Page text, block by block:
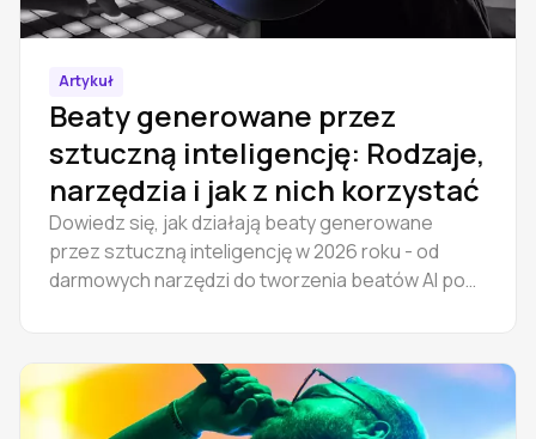
Artykuł
Beaty generowane przez
sztuczną inteligencję: Rodzaje,
narzędzia i jak z nich korzystać
Dowiedz się, jak działają beaty generowane
przez sztuczną inteligencję w 2026 roku - od
darmowych narzędzi do tworzenia beatów AI po
podkłady w przeglądarce. Przewodnik krok po
kroku.